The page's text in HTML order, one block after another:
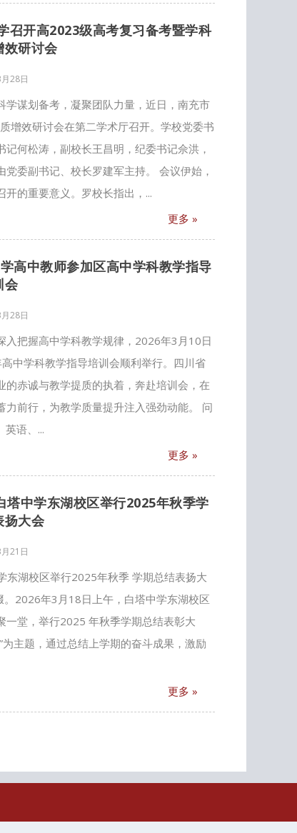
开高2023级高考复习备考暨学科
效研讨会
28日
谋划备考，凝聚团队力量，近日，南充市
增效研讨会在第二学术厅召开。学校党委书
何松涛，副校长王昌明，纪委书记佘洪，
委副书记、校长罗建军主持。 会议伊始，
的重要意义。罗校长指出，...
更多 »
高中教师参加区高中学科教学指导
会
28日
入把握高中学科教学规律，2026年3月10日
中学科教学指导培训会顺利举行。四川省
赤诚与教学提质的执着，奔赴培训会，在
前行，为教学质量提升注入强劲动能。 问
英语、...
更多 »
塔中学东湖校区举行2025年秋季学
扬大会
21日
东湖校区举行2025年秋季 学期总结表扬大
2026年3月18日上午，白塔中学东湖校区
一堂，举行2025 年秋季学期总结表彰大
主题，通过总结上学期的奋斗成果，激励
更多 »